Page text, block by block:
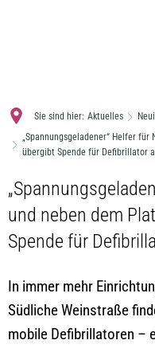
Sie sind hier: Aktuelles
„Spannungsgeladener“ Helfer
übergibt Spende für Defibrillator
und neben dem
Spende für
In immer mehr
Südliche Weinstraße
mobile Defibrillatoren –